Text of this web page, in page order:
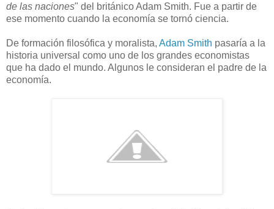
de las naciones" del británico Adam Smith. Fue a partir de
ese momento cuando la economía se tornó ciencia.
De formación filosófica y moralista, Adam Smith pasaría a la
historia universal como uno de los grandes economistas
que ha dado el mundo. Algunos le consideran el padre de la
economía.